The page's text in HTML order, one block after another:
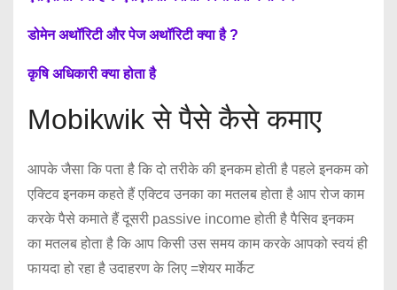
डोमेन अथॉरिटी और पेज अथॉरिटी क्या है ?
कृषि अधिकारी क्या होता है
Mobikwik से पैसे कैसे कमाए
आपके जैसा कि पता है कि दो तरीके की इनकम होती है पहले इनकम को
एक्टिव इनकम कहते हैं एक्टिव उनका का मतलब होता है आप रोज काम
करके पैसे कमाते हैं दूसरी passive income होती है पैसिव इनकम
का मतलब होता है कि आप किसी उस समय काम करके आपको स्वयं ही
फायदा हो रहा है उदाहरण के लिए =शेयर मार्केट